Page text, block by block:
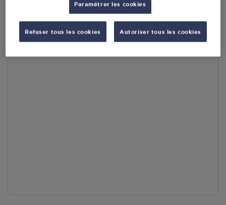
Accès
Paramétrer les cookies
Refuser tous les cookies Autoriser tous les cookies